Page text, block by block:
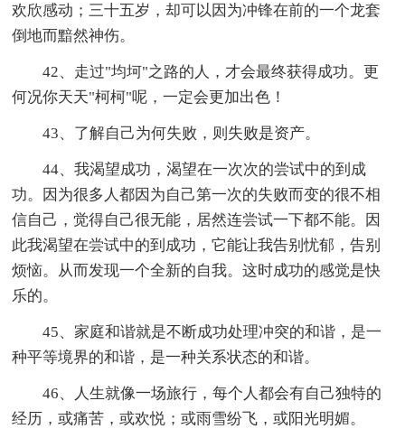
欢欣感动；三十五岁，却可以因为冲锋在前的一个龙套
倒地而黯然神伤。
42、走过"均坷"之路的人，才会最终获得成功。更
何况你天天"柯柯"呢，一定会更加出色！
43、了解自己为何失败，则失败是资产。
44、我渴望成功，渴望在一次次的尝试中的到成
功。因为很多人都因为自己第一次的失败而变的很不相
信自己，觉得自己很无能，居然连尝试一下都不能。因
此我渴望在尝试中的到成功，它能让我告别忧郁，告别
烦恼。从而发现一个全新的自我。这时成功的感觉是快
乐的。
45、家庭和谐就是不断成功处理冲突的和谐，是一
种平等境界的和谐，是一种关系状态的和谐。
46、人生就像一场旅行，每个人都会有自己独特的
经历，或痛苦，或欢悦；或雨雪纷飞，或阳光明媚。